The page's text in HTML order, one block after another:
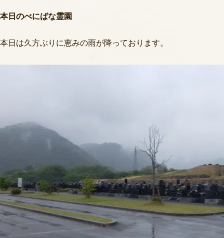
本日のべにばな霊園
本日は久方ぶりに恵みの雨が降っております。